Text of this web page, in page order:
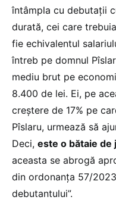
întâmpla cu debutații
durată, cei care
fie echivalentul
întreb pe domnul
mediu brut pe
8.400 de lei. Ei, pe
creștere de 17% pe
Pîslaru, urmează să
Deci, este o bătaie de
aceasta se abrogă
din ordonanța 57/
debutantului”.